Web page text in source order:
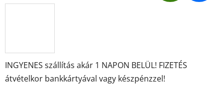
INGYENES szállítás akár 1 NAPON BELÜL! FIZETÉS
átvételkor bankkártyával vagy készpénzzel!